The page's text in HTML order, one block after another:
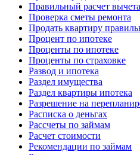
Правильный расчет вычета
Проверка сметы ремонта
Продать квартиру
Процент по ипотеке
Проценты по ипотеке
Проценты по страховке
Развод и ипотека
Раздел имущества
Раздел квартиры ипотека
Разрешение на
Расписка о деньгах
Рассчеты по займам
Расчет стоимости
Рекомендации по займам